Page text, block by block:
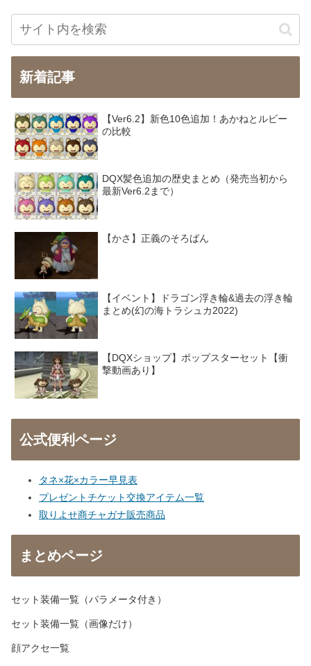
新着記事
【Ver6.2】新色10色追加！あかねとルビー
の比較
DQX髪色追加の歴史まとめ（発売当初から
最新Ver6.2まで）
【かさ】正義のそろばん
【イベント】ドラゴン浮き輪&過去の浮き輪
まとめ(幻の海トラシュカ2022)
【DQXショップ】ポップスターセット【衝
撃動画あり】
公式便利ページ
タネ×花×カラー早見表
プレゼントチケット交換アイテム一覧
取りよせ商チャガナ販売商品
まとめページ
セット装備一覧（パラメータ付き）
セット装備一覧（画像だけ）
顔アクセ一覧